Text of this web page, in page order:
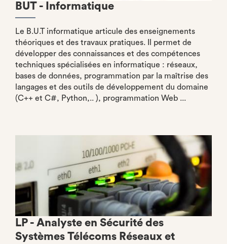
BUT - Informatique
Le B.U.T informatique articule des enseignements
théoriques et des travaux pratiques. Il permet de
développer des connaissances et des compétences
techniques spécialisées en informatique : réseaux,
bases de données, programmation par la maîtrise des
langages et des outils de développement du domaine
(C++ et C#, Python,.. ), programmation Web ...
LP - Analyste en Sécurité des
Systèmes Télécoms Réseaux et